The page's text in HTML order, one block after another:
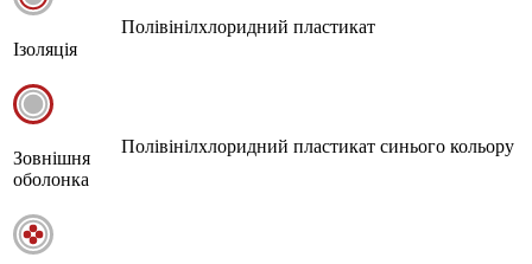
Ізоляція
Полівінілхлоридний пластикат
Зовнішня
оболонка
Полівінілхлоридний пластикат синього кольору